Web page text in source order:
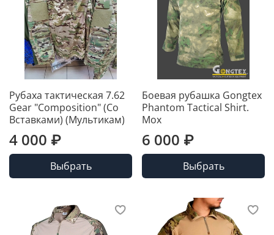
Рубаха тактическая 7.62
Gear "Composition" (Cо
Вставками) (Мультикам)
4 000 ₽
Выбрать
Боевая рубашка Gongtex
Phantom Tactical Shirt.
Мох
6 000 ₽
Выбрать